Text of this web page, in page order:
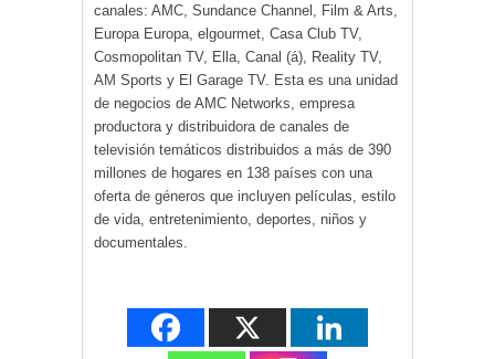
canales: AMC, Sundance Channel, Film & Arts,
Europa Europa, elgourmet, Casa Club TV,
Cosmopolitan TV, Ella, Canal (á), Reality TV,
AM Sports y El Garage TV. Esta es una unidad
de negocios de AMC Networks, empresa
productora y distribuidora de canales de
televisión temáticos distribuidos a más de 390
millones de hogares en 138 países con una
oferta de géneros que incluyen películas, estilo
de vida, entretenimiento, deportes, niños y
documentales.